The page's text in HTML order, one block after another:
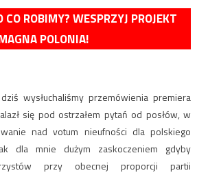
CO ROBIMY? WESPRZYJ PROJEKT
POLONIA!
wysłuchaliśmy przemówienia premiera
się pod ostrzałem pytań od posłów, w
nad votum nieufności dla polskiego
dla mnie dużym zaskoczeniem gdyby
przy obecnej proporcji partii